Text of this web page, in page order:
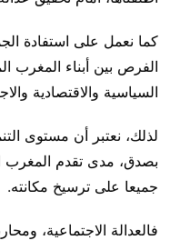
كما نعمل على استفادة
الفرص بين أبناء المغرب
السياسية والاقتصادية
لذلك، نعتبر أن مستوى
بصدق، مدى تقدم المغرب
جميعا على ترسيخ مكانته.
فالعدالة الاجتماعية،